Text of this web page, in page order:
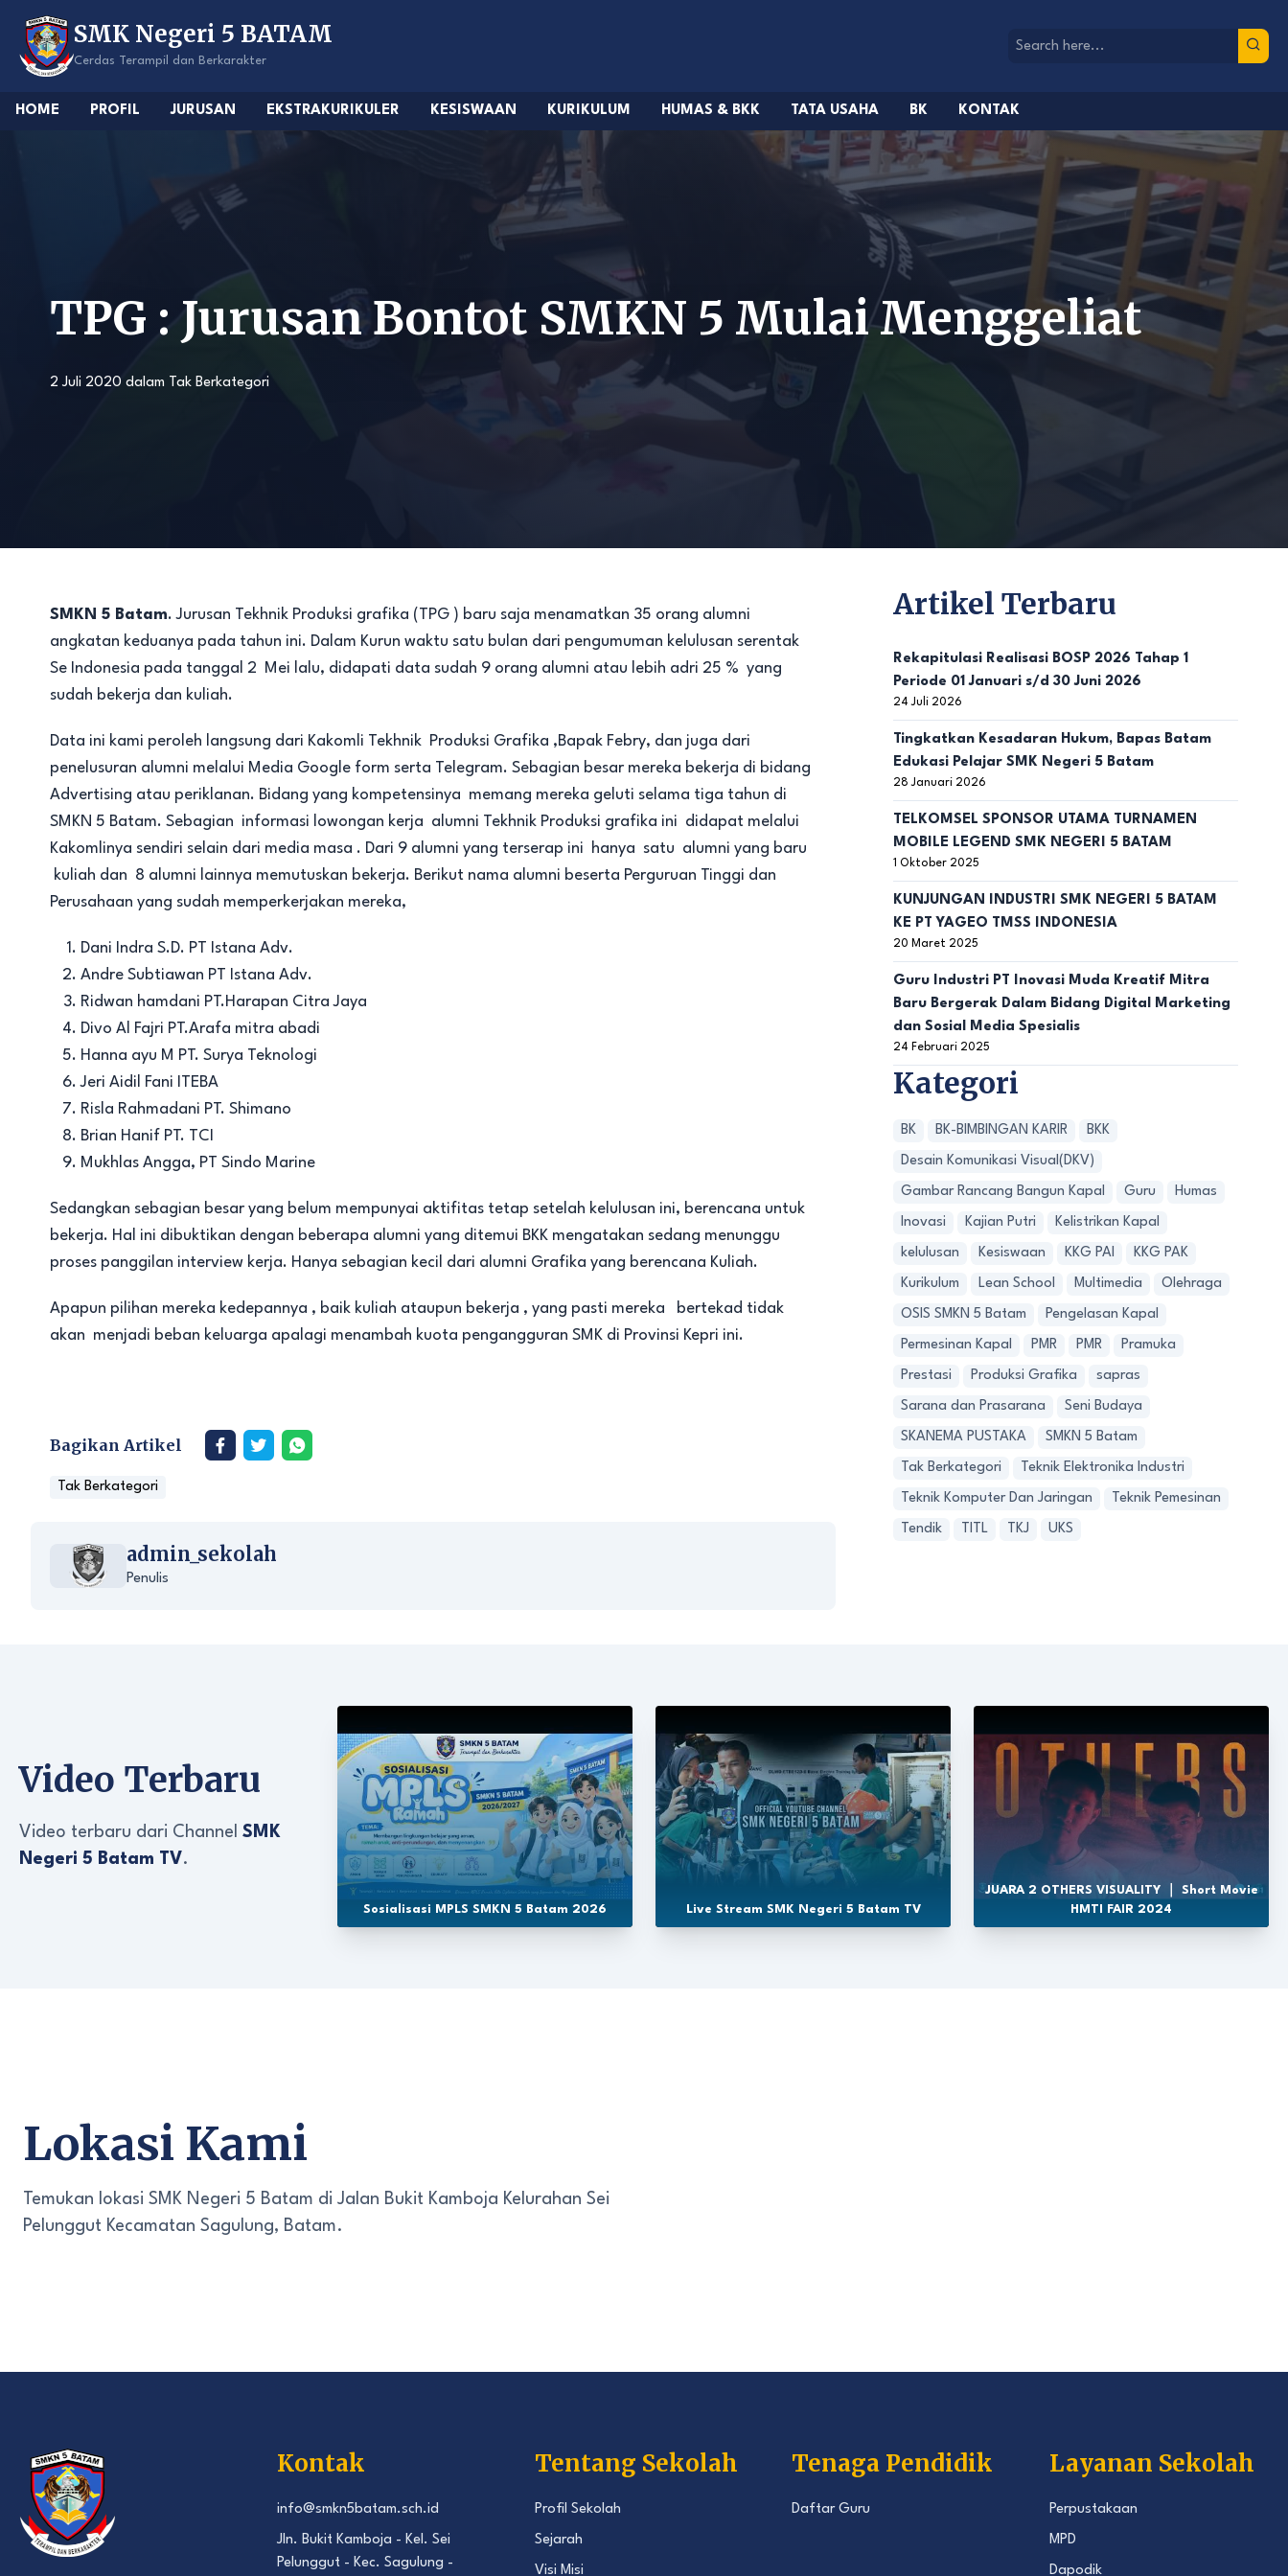
content
SMK Negeri 5 BATAM
Cerdas Terampil dan Berkarakter
HOME PROFIL JURUSAN EKSTRAKURIKULER KESISWAAN KURIKULUM HUMAS & BKK TATA USAHA BK KONTAK
TPG : Jurusan Bontot SMKN 5 Mulai Menggeliat
2 Juli 2020 dalam Tak Berkategori
SMKN 5 Batam. Jurusan Tekhnik Produksi grafika (TPG ) baru saja menamatkan 35 orang alumni
angkatan keduanya pada tahun ini. Dalam Kurun waktu satu bulan dari pengumuman kelulusan serentak
Se Indonesia pada tanggal 2 Mei lalu, didapati data sudah 9 orang alumni atau lebih adri 25 % yang
sudah bekerja dan kuliah.
Data ini kami peroleh langsung dari Kakomli Tekhnik Produksi Grafika ,Bapak Febry, dan juga dari
penelusuran alumni melalui Media Google form serta Telegram. Sebagian besar mereka bekerja di bidang
Advertising atau periklanan. Bidang yang kompetensinya memang mereka geluti selama tiga tahun di
SMKN 5 Batam. Sebagian informasi lowongan kerja alumni Tekhnik Produksi grafika ini didapat melalui
Kakomlinya sendiri selain dari media masa . Dari 9 alumni yang terserap ini hanya satu alumni yang baru
kuliah dan 8 alumni lainnya memutuskan bekerja. Berikut nama alumni beserta Perguruan Tinggi dan
Perusahaan yang sudah memperkerjakan mereka,
Dani Indra S.D. PT Istana Adv.
Andre Subtiawan PT Istana Adv.
Ridwan hamdani PT.Harapan Citra Jaya
Divo Al Fajri PT.Arafa mitra abadi
Hanna ayu M PT. Surya Teknologi
Jeri Aidil Fani ITEBA
Risla Rahmadani PT. Shimano
Brian Hanif PT. TCI
Mukhlas Angga, PT Sindo Marine
Sedangkan sebagian besar yang belum mempunyai aktifitas tetap setelah kelulusan ini, berencana untuk
bekerja. Hal ini dibuktikan dengan beberapa alumni yang ditemui BKK mengatakan sedang menunggu
proses panggilan interview kerja. Hanya sebagian kecil dari alumni Grafika yang berencana Kuliah.
Apapun pilihan mereka kedepannya , baik kuliah ataupun bekerja , yang pasti mereka bertekad tidak
akan menjadi beban keluarga apalagi menambah kuota pengangguran SMK di Provinsi Kepri ini.
Bagikan Artikel
Tak Berkategori
admin_sekolah
Penulis
Artikel Terbaru
Rekapitulasi Realisasi BOSP 2026 Tahap 1
Periode 01 Januari s/d 30 Juni 2026
24 Juli 2026
Tingkatkan Kesadaran Hukum, Bapas Batam
Edukasi Pelajar SMK Negeri 5 Batam
28 Januari 2026
TELKOMSEL SPONSOR UTAMA TURNAMEN
MOBILE LEGEND SMK NEGERI 5 BATAM
1 Oktober 2025
KUNJUNGAN INDUSTRI SMK NEGERI 5 BATAM
KE PT YAGEO TMSS INDONESIA
20 Maret 2025
Guru Industri PT Inovasi Muda Kreatif Mitra
Baru Bergerak Dalam Bidang Digital Marketing
dan Sosial Media Spesialis
24 Februari 2025
Kategori
BK BK-BIMBINGAN KARIR BKK
Desain Komunikasi Visual(DKV)
Gambar Rancang Bangun Kapal Guru Humas
Inovasi Kajian Putri Kelistrikan Kapal
kelulusan Kesiswaan KKG PAI KKG PAK
Kurikulum Lean School Multimedia Olehraga
OSIS SMKN 5 Batam Pengelasan Kapal
Permesinan Kapal PMR PMR Pramuka
Prestasi Produksi Grafika sapras
Sarana dan Prasarana Seni Budaya
SKANEMA PUSTAKA SMKN 5 Batam
Tak Berkategori Teknik Elektronika Industri
Teknik Komputer Dan Jaringan Teknik Pemesinan
Tendik TITL TKJ UKS
Video Terbaru
Video terbaru dari Channel SMK
Negeri 5 Batam TV.
Sosialisasi MPLS SMKN 5 Batam 2026 Live Stream SMK Negeri 5 Batam TV
JUARA 2 OTHERS VISUALITY ｜ Short Movie
HMTI FAIR 2024
Lokasi Kami
Temukan lokasi SMK Negeri 5 Batam di Jalan Bukit Kamboja Kelurahan Sei
Pelunggut Kecamatan Sagulung, Batam.
Kontak
info@smkn5batam.sch.id
Jln. Bukit Kamboja - Kel. Sei
Pelunggut - Kec. Sagulung -
Tentang Sekolah
Profil Sekolah
Sejarah
Visi Misi
Tenaga Pendidik
Daftar Guru
Layanan Sekolah
Perpustakaan
MPD
Dapodik